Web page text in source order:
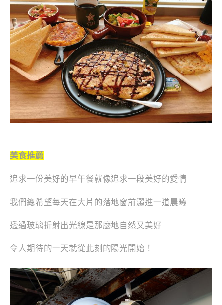
美食推薦
追求一份美好的早午餐就像追求一段美好的愛情
我們總希望每天在大片的落地窗前灑進一道晨曦
透過玻璃折射出光線是那麼地自然又美好
令人期待的一天就從此刻的陽光開始！